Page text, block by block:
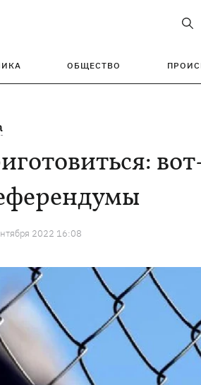
ОБЩЕСТВО
2022 16:08